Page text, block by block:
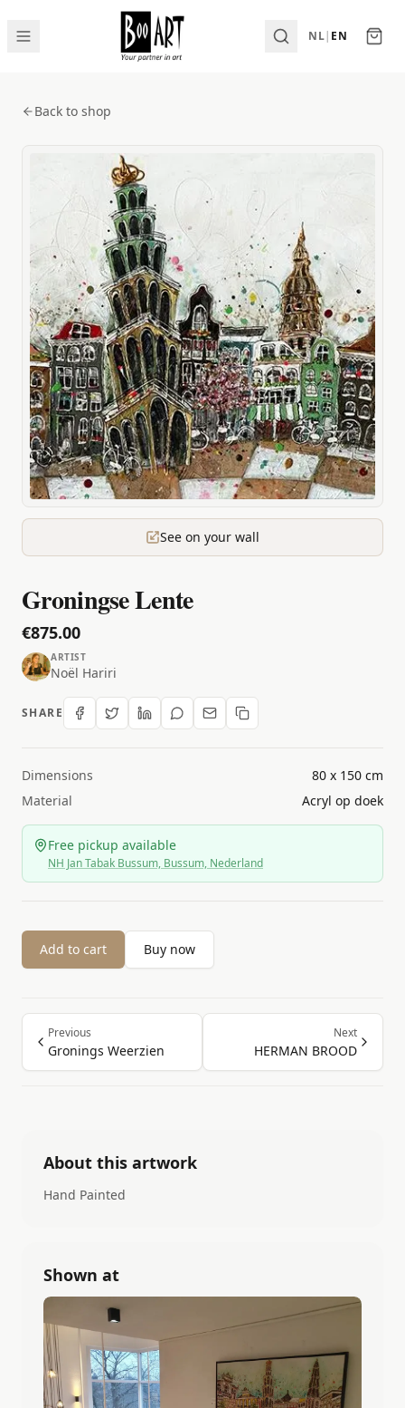
NL| EN
Back to shop
See on your wall
Groningse Lente
€875.00
ARTIST
Noël Hariri
SHARE
Dimensions
80 x 150 cm
Material
Acryl op doek
Free pickup available
NH Jan Tabak Bussum, Bussum, Nederland
Add to cart Buy now
Previous
Gronings Weerzien
Next
HERMAN BROOD
About this artwork
Hand Painted
Shown at